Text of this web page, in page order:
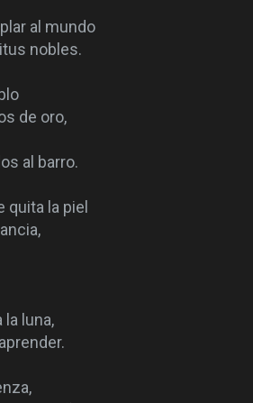
al mundo
nobles.
de oro,
al barro.
quita la piel
la luna,